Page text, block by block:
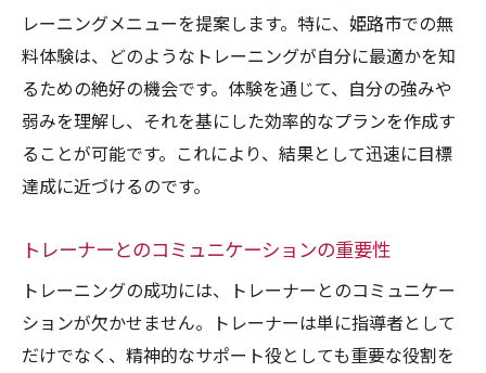
レーニングメニューを提案します。特に、姫路市での無
料体験は、どのようなトレーニングが自分に最適かを知
るための絶好の機会です。体験を通じて、自分の強みや
弱みを理解し、それを基にした効率的なプランを作成す
ることが可能です。これにより、結果として迅速に目標
達成に近づけるのです。
トレーナーとのコミュニケーションの重要性
トレーニングの成功には、トレーナーとのコミュニケー
ションが欠かせません。トレーナーは単に指導者として
だけでなく、精神的なサポート役としても重要な役割を